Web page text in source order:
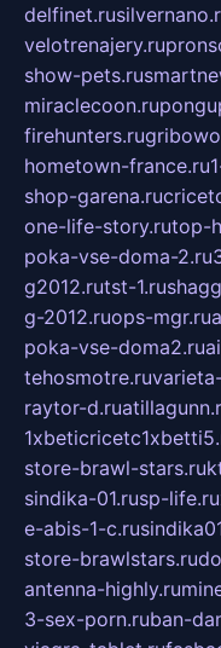
delfinet.ru
velotrenajery.ru
show-pets.ru
miraclecoon.ru
firehunters.ru
hometown-france.ru
shop-garena.ru
one-life-story.rutop-
poka-vse-doma-2.ru
g2012.rutst-1.ru
g-2012.ruops-mgr.ru
poka-vse-doma2.ru
tehosmotre.ru
raytor-d.ru
store-brawl-stars.ru
sindika-01.rusp-life.ru
e-abis-1-c.ru
store-brawlstars.ru
antenna-highly.ru
3-sex-porn.ruban-